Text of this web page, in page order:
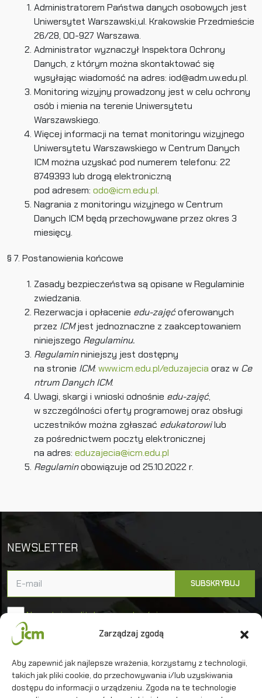
Zarządzaj zgodą
Aby zapewnić jak najlepsze wrażenia, korzystamy z technologii,
takich jak pliki cookie, do przechowywania i/lub uzyskiwania
dostępu do informacji o urządzeniu. Zgoda na te technologie
Administratorem Państwa danych osobowych jest
Uniwersytet Warszawski,ul. Krakowskie Przedmieście
26/28, 00-927 Warszawa.
Administrator wyznaczył Inspektora Ochrony
Danych, z którym można skontaktować się
wysyłając wiadomość na adres: iod@adm.uw.edu.pl.
Monitoring wizyjny prowadzony jest w celu ochrony
osób i mienia na terenie Uniwersytetu
Warszawskiego.
Więcej informacji na temat monitoringu wizyjnego
Uniwersytetu Warszawskiego w Centrum Danych
ICM można uzyskać pod numerem telefonu: 22
8749393 lub drogą elektroniczną
pod adresem: odo@icm.edu.pl.
Nagrania z monitoringu wizyjnego w Centrum
Danych ICM będą przechowywane przez okres 3
miesięcy.
§ 7. Postanowienia końcowe
Zasady bezpieczeństwa są opisane w Regulaminie
zwiedzania.
Rezerwacja i opłacenie edu-zajęćoferowanych
przez ICMjest jednoznaczne z zaakceptowaniem
niniejszego Regulaminu.
Regulaminniniejszy jest dostępny
na stronie ICM: www.icm.edu.pl/eduzajecia oraz w Ce
ntrum Danych ICM.
Uwagi, skargi i wnioski odnośnie edu-zajęć,
w szczególności oferty programowej oraz obsługi
uczestników można zgłaszać edukatorowilub
za pośrednictwem poczty elektronicznej
na adres: eduzajecia@icm.edu.pl
Regulaminobowiązuje od 25.10.2022 r.
NEWSLETTER
Akceptuję politykę prywatności
Uniwersytet Warszawski
Interdyscyplinarne Centrum Modelowania
Matematycznego i Komputerowego